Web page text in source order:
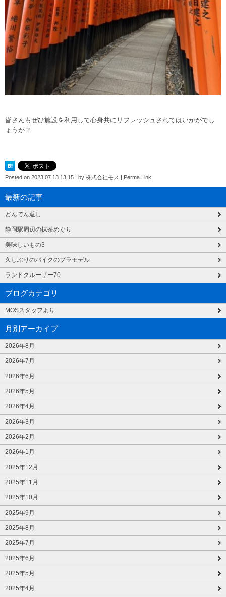
皆さんもぜひ施設を利用して心身共にリフレッシュされてはいかがでし
ょうか？
Posted on 2023.07.13 13:15 | by 株式会社モス | Perma Link
最新の記事
どんでん返し
静岡駅周辺の抹茶めぐり
美味しいもの3
久しぶりのバイクのプラモデル
ランドクルーザー70
ブログカテゴリ
MOSスタッフより
月別アーカイブ
2026年8月
2026年7月
2026年6月
2026年5月
2026年4月
2026年3月
2026年2月
2026年1月
2025年12月
2025年11月
2025年10月
2025年9月
2025年8月
2025年7月
2025年6月
2025年5月
2025年4月